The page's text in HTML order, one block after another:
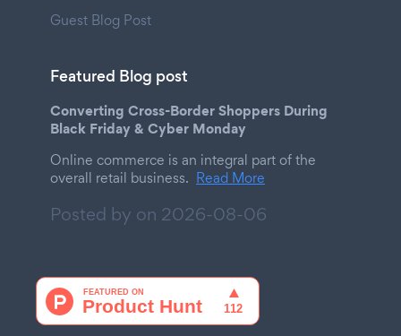
Guest Blog Post
Featured Blog post
Converting Cross-Border Shoppers During
Black Friday & Cyber Monday
Online commerce is an integral part of the
overall retail business. Read More
Posted by on 2026-08-06